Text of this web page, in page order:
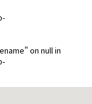
on null in